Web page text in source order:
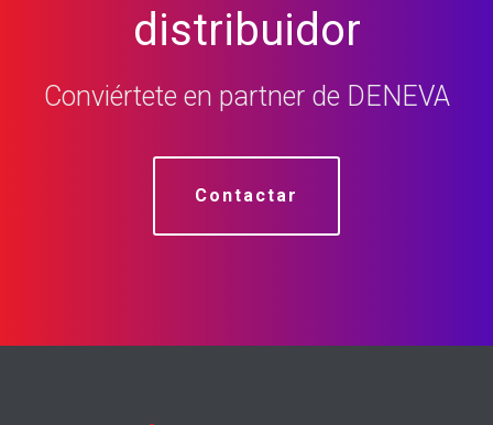
distribuidor
Conviértete en partner de DENEVA
Contactar